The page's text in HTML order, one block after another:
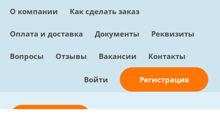
О компании Как сделать заказ
Оплата и доставка Документы Реквизиты
Вопросы Отзывы Вакансии Контакты
Войти Регистрация